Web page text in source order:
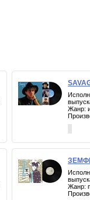
Жанр:
Жанр: